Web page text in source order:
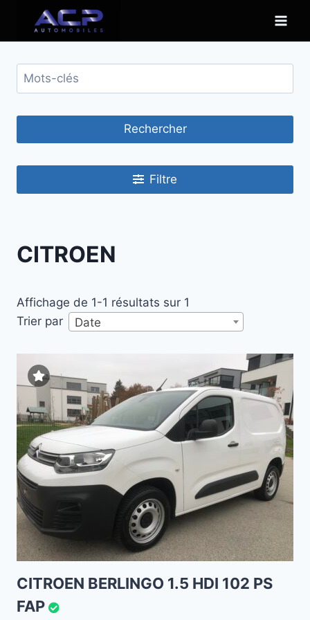
content
Rechercher
Filtre
CITROEN
Affichage de 1-1 résultats sur 1
Trier par
Date
CITROEN BERLINGO 1.5 HDI 102 PS
FAP